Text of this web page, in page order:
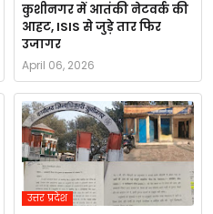
कुशीनगर में आतंकी नेटवर्क की
आहट, ISIS से जुड़े तार फिर
उजागर
April 06, 2026
उत्तर प्रदेश